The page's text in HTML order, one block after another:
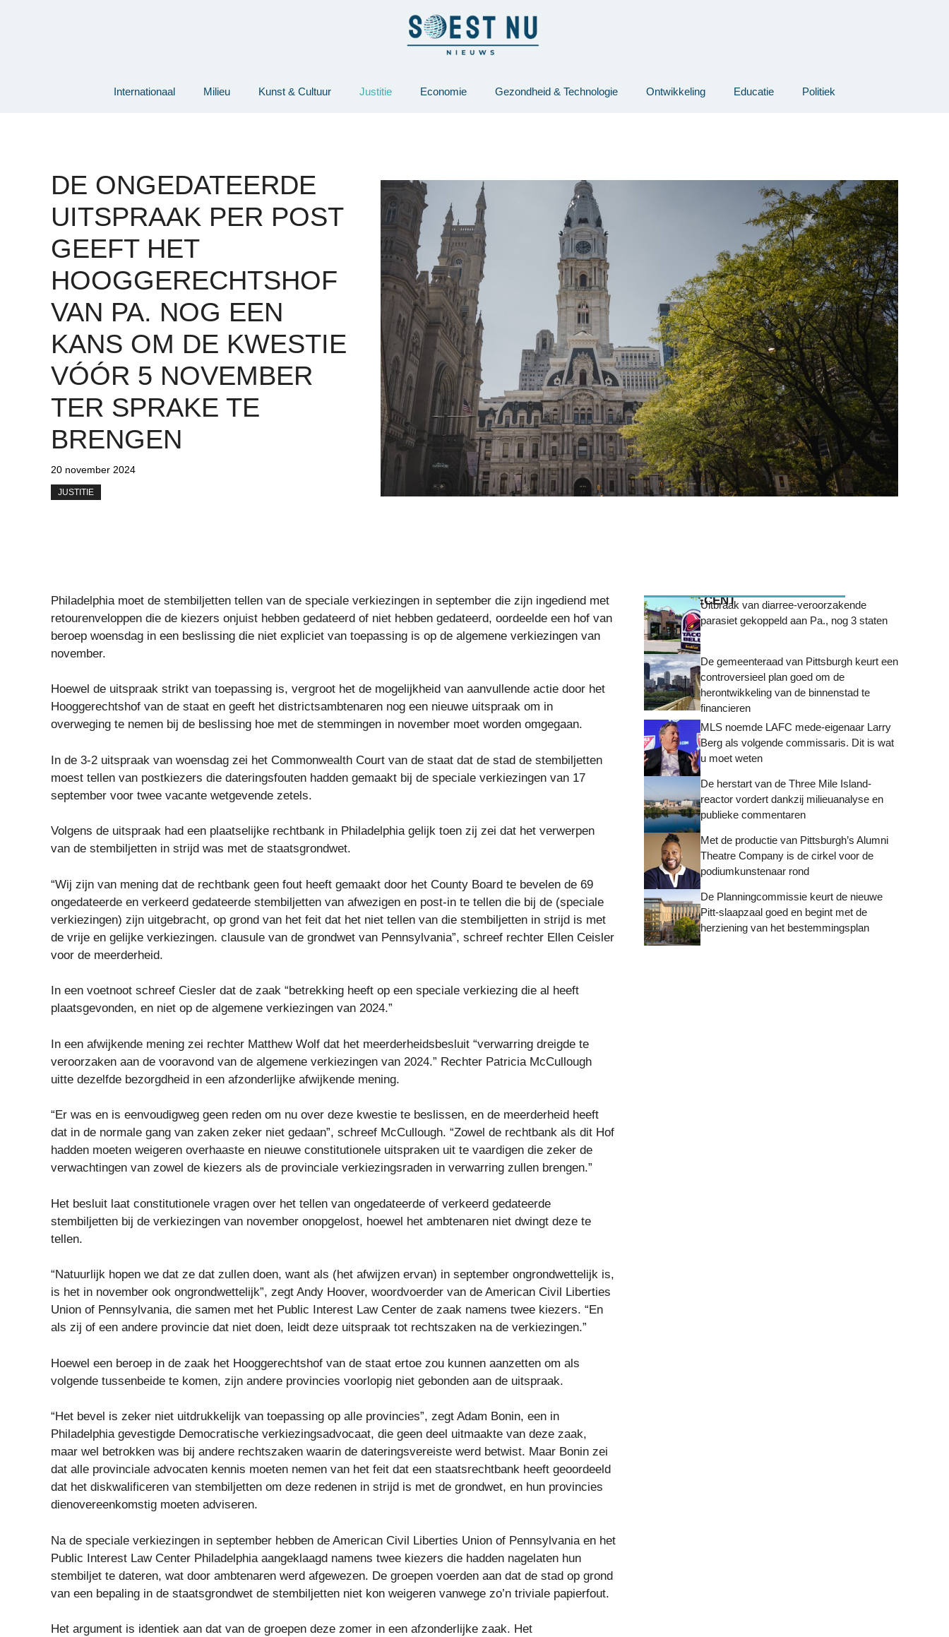
Internationaal Milieu Kunst & Cultuur Justitie Economie Gezondheid & Technologie Ontwikkeling Educatie Politiek
DE ONGEDATEERDE
UITSPRAAK PER POST
GEEFT HET
HOOGGERECHTSHOF
VAN PA. NOG EEN
KANS OM DE KWESTIE
VÓÓR 5 NOVEMBER
TER SPRAKE TE
BRENGEN
20 november 2024
JUSTITIE
Philadelphia moet de stembiljetten tellen van de speciale verkiezingen in september die zijn ingediend met
retourenveloppen die de kiezers onjuist hebben gedateerd of niet hebben gedateerd, oordeelde een hof van
beroep woensdag in een beslissing die niet expliciet van toepassing is op de algemene verkiezingen van
november.
Hoewel de uitspraak strikt van toepassing is, vergroot het de mogelijkheid van aanvullende actie door het
Hooggerechtshof van de staat en geeft het districtsambtenaren nog een nieuwe uitspraak om in
overweging te nemen bij de beslissing hoe met de stemmingen in november moet worden omgegaan.
In de 3-2 uitspraak van woensdag zei het Commonwealth Court van de staat dat de stad de stembiljetten
moest tellen van postkiezers die dateringsfouten hadden gemaakt bij de speciale verkiezingen van 17
september voor twee vacante wetgevende zetels.
Volgens de uitspraak had een plaatselijke rechtbank in Philadelphia gelijk toen zij zei dat het verwerpen
van de stembiljetten in strijd was met de staatsgrondwet.
“Wij zijn van mening dat de rechtbank geen fout heeft gemaakt door het County Board te bevelen de 69
ongedateerde en verkeerd gedateerde stembiljetten van afwezigen en post-in te tellen die bij de (speciale
verkiezingen) zijn uitgebracht, op grond van het feit dat het niet tellen van die stembiljetten in strijd is met
de vrije en gelijke verkiezingen. clausule van de grondwet van Pennsylvania”, schreef rechter Ellen Ceisler
voor de meerderheid.
In een voetnoot schreef Ciesler dat de zaak “betrekking heeft op een speciale verkiezing die al heeft
plaatsgevonden, en niet op de algemene verkiezingen van 2024.”
In een afwijkende mening zei rechter Matthew Wolf dat het meerderheidsbesluit “verwarring dreigde te
veroorzaken aan de vooravond van de algemene verkiezingen van 2024.” Rechter Patricia McCullough
uitte dezelfde bezorgdheid in een afzonderlijke afwijkende mening.
“Er was en is eenvoudigweg geen reden om nu over deze kwestie te beslissen, en de meerderheid heeft
dat in de normale gang van zaken zeker niet gedaan”, schreef McCullough. “Zowel de rechtbank als dit Hof
hadden moeten weigeren overhaaste en nieuwe constitutionele uitspraken uit te vaardigen die zeker de
verwachtingen van zowel de kiezers als de provinciale verkiezingsraden in verwarring zullen brengen.”
Het besluit laat constitutionele vragen over het tellen van ongedateerde of verkeerd gedateerde
stembiljetten bij de verkiezingen van november onopgelost, hoewel het ambtenaren niet dwingt deze te
tellen.
“Natuurlijk hopen we dat ze dat zullen doen, want als (het afwijzen ervan) in september ongrondwettelijk is,
is het in november ook ongrondwettelijk”, zegt Andy Hoover, woordvoerder van de American Civil Liberties
Union of Pennsylvania, die samen met het Public Interest Law Center de zaak namens twee kiezers. “En
als zij of een andere provincie dat niet doen, leidt deze uitspraak tot rechtszaken na de verkiezingen.”
Hoewel een beroep in de zaak het Hooggerechtshof van de staat ertoe zou kunnen aanzetten om als
volgende tussenbeide te komen, zijn andere provincies voorlopig niet gebonden aan de uitspraak.
“Het bevel is zeker niet uitdrukkelijk van toepassing op alle provincies”, zegt Adam Bonin, een in
Philadelphia gevestigde Democratische verkiezingsadvocaat, die geen deel uitmaakte van deze zaak,
maar wel betrokken was bij andere rechtszaken waarin de dateringsvereiste werd betwist. Maar Bonin zei
dat alle provinciale advocaten kennis moeten nemen van het feit dat een staatsrechtbank heeft geoordeeld
dat het diskwalificeren van stembiljetten om deze redenen in strijd is met de grondwet, en hun provincies
dienovereenkomstig moeten adviseren.
Na de speciale verkiezingen in september hebben de American Civil Liberties Union of Pennsylvania en het
Public Interest Law Center Philadelphia aangeklaagd namens twee kiezers die hadden nagelaten hun
stembiljet te dateren, wat door ambtenaren werd afgewezen. De groepen voerden aan dat de stad op grond
van een bepaling in de staatsgrondwet de stembiljetten niet kon weigeren vanwege zo’n triviale papierfout.
Het argument is identiek aan dat van de groepen deze zomer in een afzonderlijke zaak. Het
MEEST RECENTUitbraak van diarree-veroorzakende
parasiet gekoppeld aan Pa., nog 3 staten
De gemeenteraad van Pittsburgh keurt een
controversieel plan goed om de
herontwikkeling van de binnenstad te
financieren
MLS noemde LAFC mede-eigenaar Larry
Berg als volgende commissaris. Dit is wat
u moet weten
De herstart van de Three Mile Island-
reactor vordert dankzij milieuanalyse en
publieke commentaren
Met de productie van Pittsburgh’s Alumni
Theatre Company is de cirkel voor de
podiumkunstenaar rond
De Planningcommissie keurt de nieuwe
Pitt-slaapzaal goed en begint met de
herziening van het bestemmingsplan